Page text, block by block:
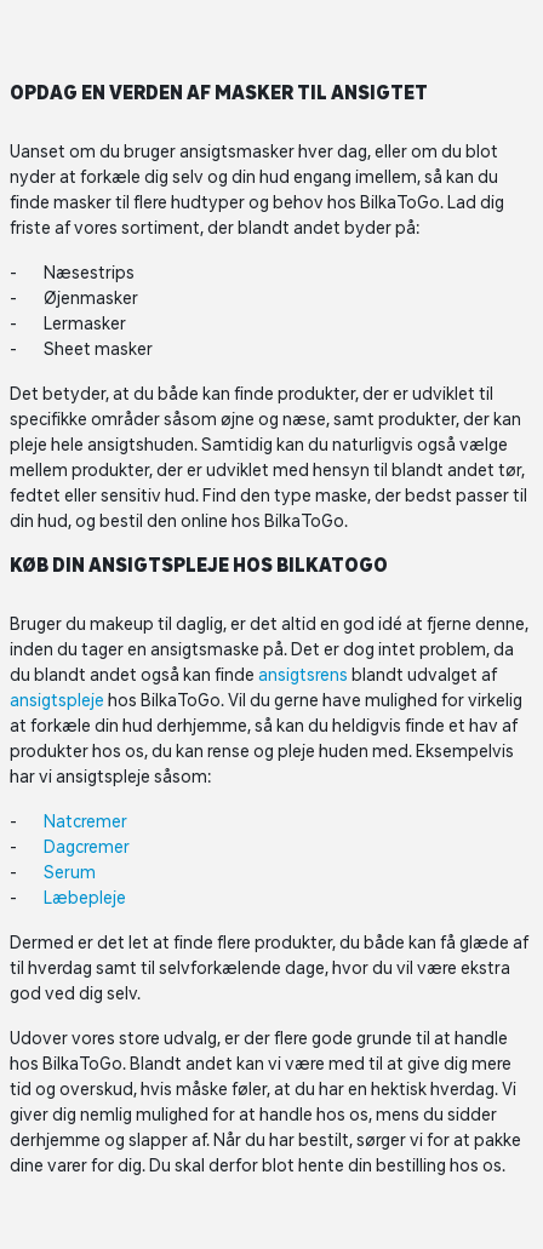
OPDAG EN VERDEN AF MASKER TIL ANSIGTET
Uanset om du bruger ansigtsmasker hver dag, eller om du blot
nyder at forkæle dig selv og din hud engang imellem, så kan du
finde masker til flere hudtyper og behov hos BilkaToGo. Lad dig
friste af vores sortiment, der blandt andet byder på:
Næsestrips
Øjenmasker
Lermasker
Sheet masker
Det betyder, at du både kan finde produkter, der er udviklet til
specifikke områder såsom øjne og næse, samt produkter, der kan
pleje hele ansigtshuden. Samtidig kan du naturligvis også vælge
mellem produkter, der er udviklet med hensyn til blandt andet tør,
fedtet eller sensitiv hud. Find den type maske, der bedst passer til
din hud, og bestil den online hos BilkaToGo.
KØB DIN ANSIGTSPLEJE HOS BILKATOGO
Bruger du makeup til daglig, er det altid en god idé at fjerne denne,
inden du tager en ansigtsmaske på. Det er dog intet problem, da
du blandt andet også kan finde ansigtsrens blandt udvalget af
ansigtspleje hos BilkaToGo. Vil du gerne have mulighed for virkelig
at forkæle din hud derhjemme, så kan du heldigvis finde et hav af
produkter hos os, du kan rense og pleje huden med. Eksempelvis
har vi ansigtspleje såsom:
Natcremer
Dagcremer
Serum
Læbepleje
Dermed er det let at finde flere produkter, du både kan få glæde af
til hverdag samt til selvforkælende dage, hvor du vil være ekstra
god ved dig selv.
Udover vores store udvalg, er der flere gode grunde til at handle
hos BilkaToGo. Blandt andet kan vi være med til at give dig mere
tid og overskud, hvis måske føler, at du har en hektisk hverdag. Vi
giver dig nemlig mulighed for at handle hos os, mens du sidder
derhjemme og slapper af. Når du har bestilt, sørger vi for at pakke
dine varer for dig. Du skal derfor blot hente din bestilling hos os.